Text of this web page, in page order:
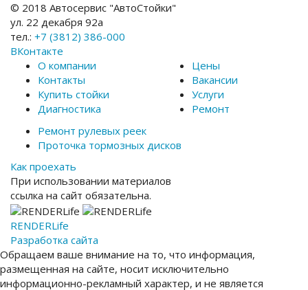
© 2018 Автосервис "АвтоСтойки"
ул. 22 декабря 92а
тел.: +7 (3812) 386-000
ВКонтакте
О компании
Контакты
Купить стойки
Диагностика
Цены
Вакансии
Услуги
Ремонт
Ремонт рулевых реек
Проточка тормозных дисков
Как проехать
При использовании материалов
ссылка на сайт обязательна.
RENDERLife
Разработка сайта
Обращаем ваше внимание на то, что информация,
размещенная на сайте, носит исключительно
информационно-рекламный характер, и не является